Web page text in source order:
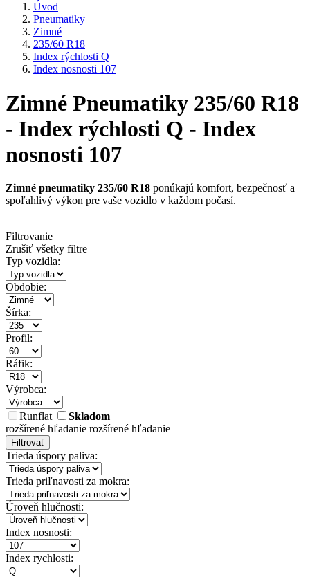
Úvod
Pneumatiky
Zimné
235/60 R18
Index rýchlosti Q
Index nosnosti 107
Zimné Pneumatiky 235/60 R18
- Index rýchlosti Q - Index
nosnosti 107
Zimné pneumatiky 235/60 R18 ponúkajú komfort, bezpečnosť a
spoľahlivý výkon pre vaše vozidlo v každom počasí.
Filtrovanie
Zrušiť všetky filtre
Typ vozidla:
Obdobie:
Šírka:
Profil:
Ráfik:
Výrobca:
Runflat
Skladom
rozšírené hľadanie rozšírené hľadanie
Filtrovať
Trieda úspory paliva:
Trieda priľnavosti za mokra:
Úroveň hlučnosti:
Index nosnosti:
Index rychlosti: